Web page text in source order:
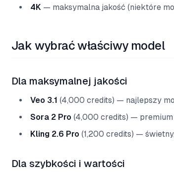
4K — maksymalna jakość (niektóre
Jak wybrać właściwy model
Dla maksymalnej jakości
Veo 3.1 (4,000 credits) — najlepszy
Sora 2 Pro (4,000 credits) — premium
Kling 2.6 Pro (1,200 credits) —
Dla szybkości i wartości